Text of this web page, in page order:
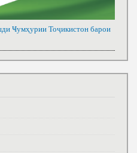
Ҹумҳурии Тоҷикистон барои